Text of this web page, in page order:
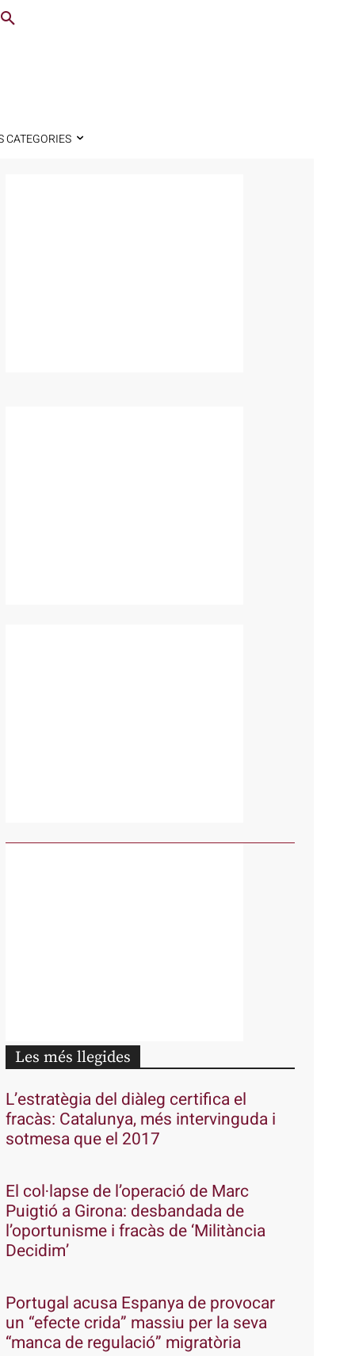
CATEGORIES
Les més llegides
L’estratègia del diàleg certifica el
fracàs: Catalunya, més intervinguda i
sotmesa que el 2017
El col·lapse de l’operació de Marc
Puigtió a Girona: desbandada de
l’oportunisme i fracàs de ‘Militància
Decidim’
Portugal acusa Espanya de provocar
un “efecte crida” massiu per la seva
“manca de regulació” migratòria